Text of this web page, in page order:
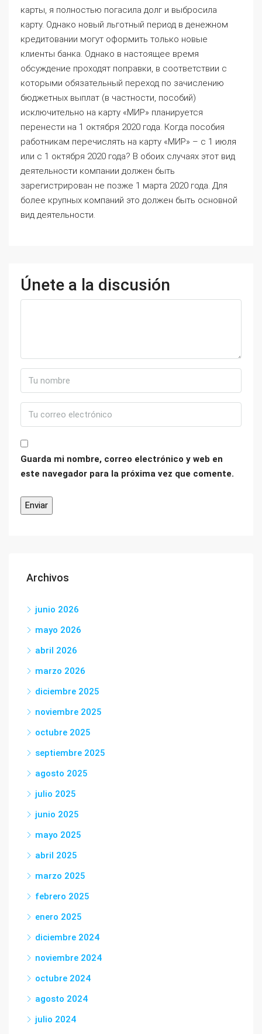
карты, я полностью погасила долг и выбросила
карту. Однако новый льготный период в денежном
кредитовании могут оформить только новые
клиенты банка. Однако в настоящее время
обсуждение проходят поправки, в соответствии с
которыми обязательный переход по зачислению
бюджетных выплат (в частности, пособий)
исключительно на карту «МИР» планируется
перенести на 1 октября 2020 года. Когда пособия
работникам перечислять на карту «МИР» – с 1 июля
или с 1 октября 2020 года? В обоих случаях этот вид
деятельности компании должен быть
зарегистрирован не позже 1 марта 2020 года. Для
более крупных компаний это должен быть основной
вид деятельности.
Únete a la discusión
Guarda mi nombre, correo electrónico y web en
este navegador para la próxima vez que comente.
Archivos
junio 2026
mayo 2026
abril 2026
marzo 2026
diciembre 2025
noviembre 2025
octubre 2025
septiembre 2025
agosto 2025
julio 2025
junio 2025
mayo 2025
abril 2025
marzo 2025
febrero 2025
enero 2025
diciembre 2024
noviembre 2024
octubre 2024
agosto 2024
julio 2024